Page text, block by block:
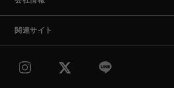
関連サイト